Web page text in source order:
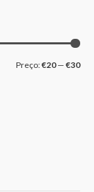
Preço:€20— €30